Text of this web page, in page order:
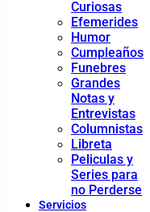
Curiosas
Efemerides
Humor
Cumpleaños
Funebres
Grandes
Notas y
Entrevistas
Columnistas
Libreta
Peliculas y
Series para
no Perderse
Servicios